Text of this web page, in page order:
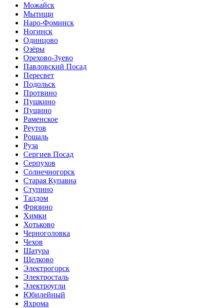
Можайск
Мытищи
Наро-Фоминск
Ногинск
Одинцово
Озёры
Орехово-Зуево
Павловский Посад
Пересвет
Подольск
Протвино
Пушкино
Пущино
Раменское
Реутов
Рошаль
Руза
Сергиев Посад
Серпухов
Солнечногорск
Старая Купавна
Ступино
Талдом
Фрязино
Химки
Хотьково
Черноголовка
Чехов
Шатура
Щелково
Электрогорск
Электросталь
Электроугли
Юбилейный
Яхрома